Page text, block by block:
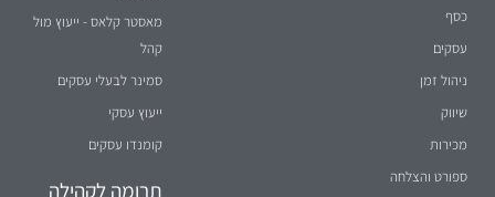
כסף
עסקים
ניהול זמן
שיווק
מכירות
ספורט והצלחה
מאסטר קלאס - ייעוץ מול
קהל
סמינר לבעלי עסקים
ייעוץ עסקי
קומנדו עסקים
תרומה לקהילה